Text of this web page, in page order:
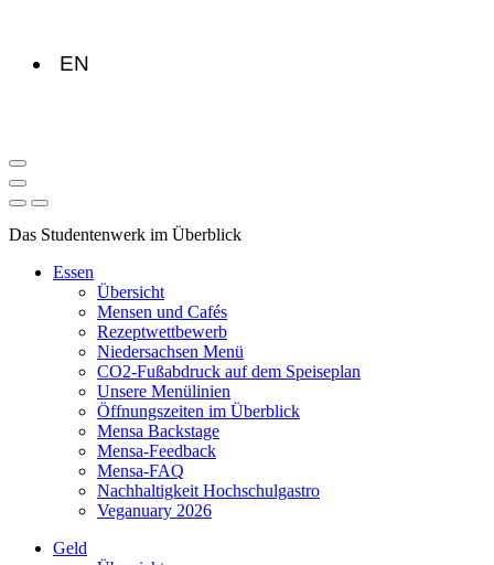
EN
Das Studentenwerk im Überblick
Essen
Übersicht
Mensen und Cafés
Rezeptwettbewerb
Niedersachsen Menü
CO2-Fußabdruck auf dem Speiseplan
Unsere Menülinien
Öffnungszeiten im Überblick
Mensa Backstage
Mensa-Feedback
Mensa-FAQ
Nachhaltigkeit Hochschulgastro
Veganuary 2026
Geld